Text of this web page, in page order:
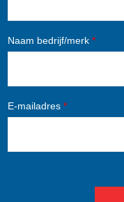
Naam bedrijf/merk *
E-mailadres *